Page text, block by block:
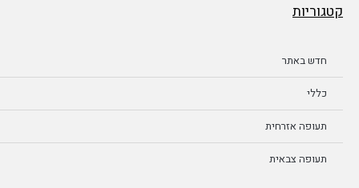
קטגוריות
חדש באתר
כללי
תעופה אזרחית
תעופה צבאית